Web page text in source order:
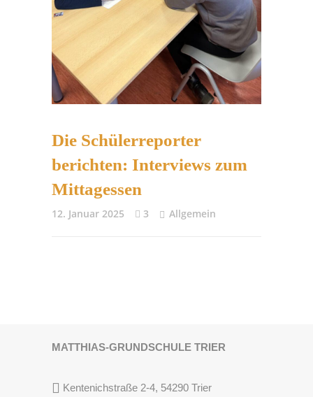
Die Schülerreporter
berichten: Interviews zum
Mittagessen
12. Januar 2025 3 Allgemein
MATTHIAS-GRUNDSCHULE TRIER
Kentenichstraße 2-4, 54290 Trier